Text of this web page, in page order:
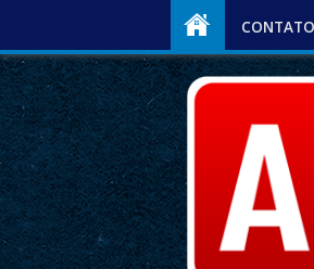
CONTATO